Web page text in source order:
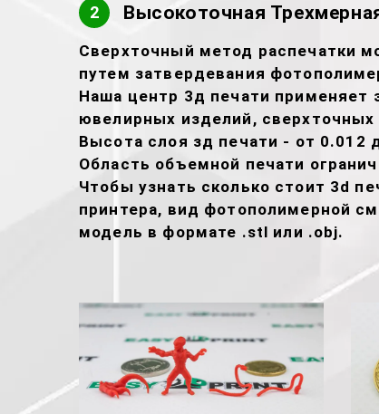
2 Высокоточная
Сверхточный метод распечатки
путем затвердевания
Наша центр 3д печати применяет
ювелирных изделий,
Высота слоя зд печати - от 0.012
Область объемной печати
Чтобы узнать сколько стоит 3d
принтера, вид фотополимерной
модель в формате .stl или .obj.